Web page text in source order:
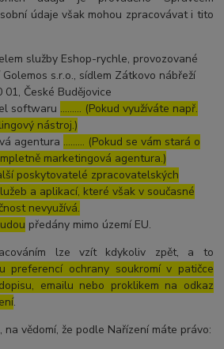
údaje však mohou zpracovávat i tito
služby Eshop-rychle, provozované
s.r.o., sídlem Zátkovo nábřeží
01, České Budějovice
softwaru ……… (Pokud využíváte např.
nástroj.)
agentura ……… (Pokud se vám stará o
marketingová agentura.)
poskytovatelé zpracovatelských
a aplikací, které však v současné
nevyužívá.
předány mimo území EU.
lze vzít kdykoliv zpět, a to
preferencí ochrany soukromí v patičce
emailu nebo proklikem na odkaz
.
na vědomí, že podle Nařízení máte právo: